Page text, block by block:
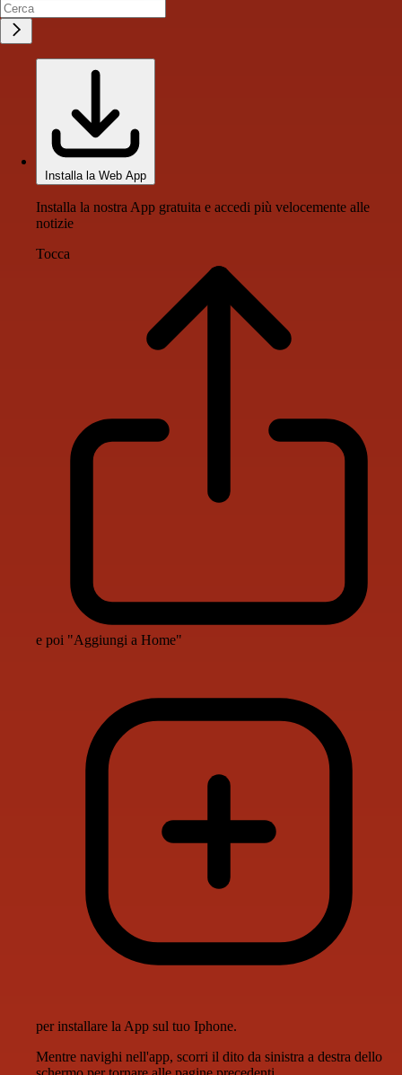
Installa la Web App
Installa la nostra App gratuita e accedi più velocemente alle
notizie
Tocca
e poi "Aggiungi a Home"
per installare la App sul tuo Iphone.
Mentre navighi nell'app, scorri il dito da sinistra a destra dello